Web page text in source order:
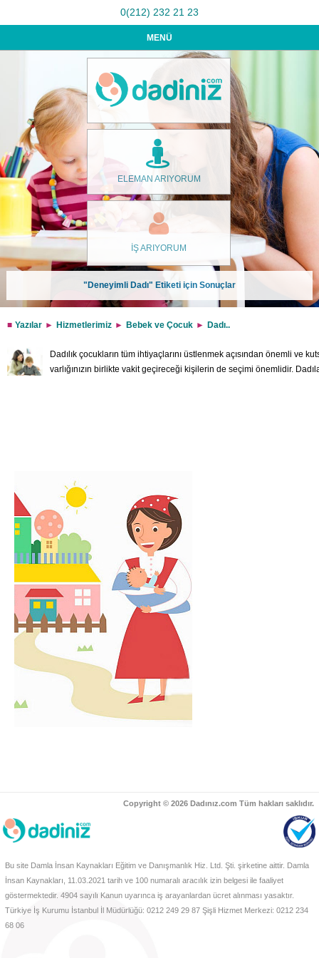
0(212) 232 21 23
MENÜ
ELEMAN ARIYORUM
İŞ ARIYORUM
"Deneyimli Dadı" Etiketi için Sonuçlar
Yazılar Hizmetlerimiz Bebek ve Çocuk Dadı..
Dadılık çocukların tüm ihtiyaçlarını üstlenmek açısından önemli ve
varlığınızın birlikte vakit geçireceği kişilerin de seçimi önemlidir.
Copyright © 2026 Dadınız.com Tüm hakları saklıdır.
Bu site Damla İnsan Kaynakları Eğitim ve Danışmanlık Hiz. Ltd. Şti. şirketine aittir. Damla
İnsan Kaynakları, 11.03.2021 tarih ve 100 numaralı aracılık izin belgesi ile faaliyet
göstermektedir. 4904 sayılı Kanun uyarınca iş arayanlardan ücret alınması yasaktır.
Türkiye İş Kurumu İstanbul İl Müdürlüğü: 0212 249 29 87 Şişli Hizmet Merkezi: 0212 234
68 06